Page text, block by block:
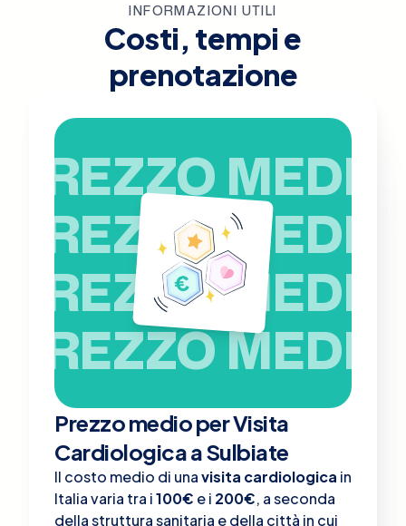
INFORMAZIONI UTILI
Costi, tempi e
prenotazione
PREZZO MEDIO
PREZZO MEDIO
PREZZO MEDIO
PREZZO MEDIO
Prezzo medio per Visita
Cardiologica a Sulbiate
Il costo medio di unavisita cardiologica in
Italia varia tra i100€ e i 200€, a seconda
della struttura sanitaria e della città in cui